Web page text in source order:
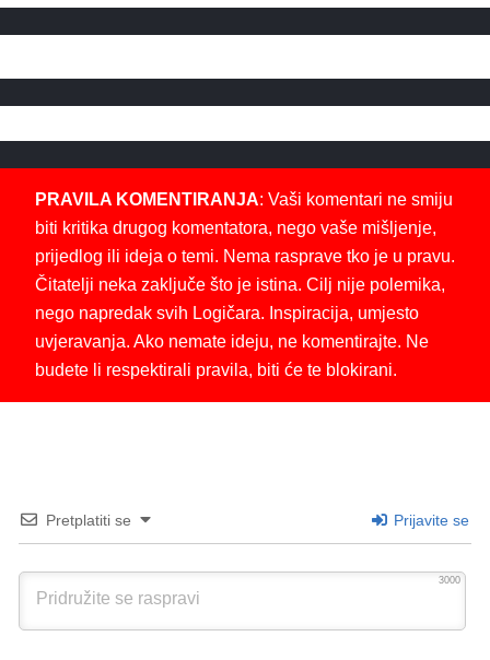
PRAVILA KOMENTIRANJA: Vaši komentari ne smiju
biti kritika drugog komentatora, nego vaše mišljenje,
prijedlog ili ideja o temi. Nema rasprave tko je u pravu.
Čitatelji neka zaključe što je istina. Cilj nije polemika,
nego napredak svih Logičara. Inspiracija, umjesto
uvjeravanja. Ako nemate ideju, ne komentirajte. Ne
budete li respektirali pravila, biti će te blokirani.
Pretplatiti se Prijavite se
3000